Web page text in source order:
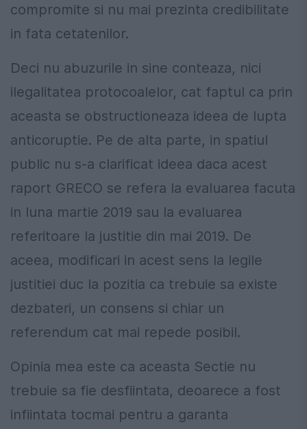
compromite si nu mai prezinta credibilitate
in fata cetatenilor.
Deci nu abuzurile in sine conteaza, nici
ilegalitatea protocoalelor, cat faptul ca prin
aceasta se obstructioneaza ideea de lupta
anticoruptie. Pe de alta parte, in spatiul
public nu s-a clarificat ideea daca acest
raport GRECO se refera la evaluarea facuta
in luna martie 2019 sau la evaluarea
referitoare la justitie din mai 2019. De
aceea, modificari in acest sens la legile
justitiei duc la pozitia ca trebuie sa existe
dezbateri, un consens si chiar un
referendum cat mai repede posibil.
Opinia mea este ca aceasta Sectie nu
trebuie sa fie desfiintata, deoarece a fost
infiintata tocmai pentru a garanta